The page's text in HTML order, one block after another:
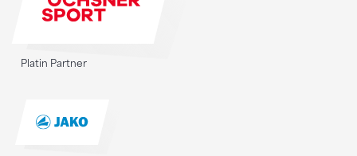
Platin Partner